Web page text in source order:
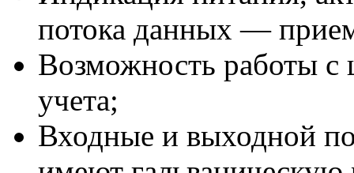
потока данных —
Возможность работы
учета;
Входные и выходной